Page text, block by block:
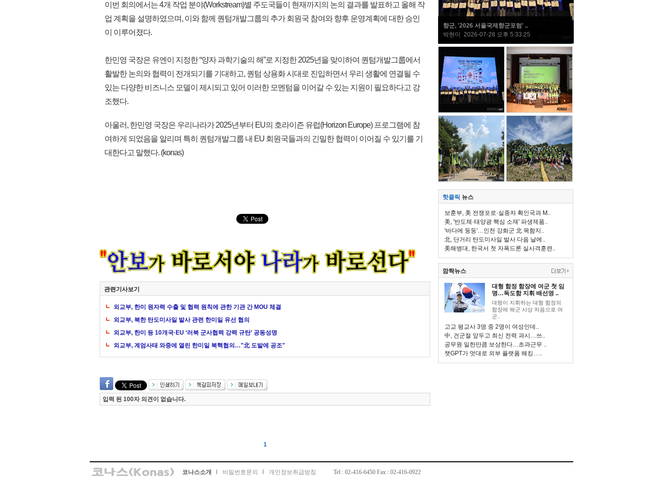
이번 회의에서는 4개 작업 분야(Workstream)별 주도국들이 현재까지의 논의 결과를 발표하고 올해 작
업 계획을 설명하였으며, 이와 함께 퀀텀개발그룹의 추가 회원국 참여와 향후 운영계획에 대한 승인
이 이루어졌다.
한민영 국장은 유엔이 지정한 “양자 과학기술의 해”로 지정한 2025년을 맞이하여 퀀텀개발그룹에서
활발한 논의와 협력이 전개되기를 기대하고, 퀀텀 상용화 시대로 진입하면서 우리 생활에 연결될 수
있는 다양한 비즈니스 모델이 제시되고 있어 이러한 모멘텀을 이어갈 수 있는 지원이 필요하다고 강
조했다.
아울러, 한민영 국장은 우리나라가 2025년부터 EU의 호라이즌 유럽(Horizon Europe) 프로그램에 참
여하게 되었음을 알리며 특히 퀀텀개발그룹 내 EU 회원국들과의 긴밀한 협력이 이어질 수 있기를 기
대한다고 말했다. (konas)
관련기사보기
외교부, 한미 원자력 수출 및 협력 원칙에 관한 기관 간 MOU 체결
외교부, 북한 탄도미사일 발사 관련 한미일 유선 협의
외교부, 한미 등 10개국·EU ‘러북 군사협력 강력 규탄’ 공동성명
외교부, 계엄사태 와중에 열린 한미일 북핵협의…"北 도발에 공조"
입력 된 100자 의견이 없습니다.
1
향군, '2026 서울국제향군포럼' ..
박현미 2026-07-28 오후 5:33:25
핫클릭 뉴스
보훈부, 美 전쟁포로·실종자 확인국과 M..
美, '반도체·태양광 핵심 소재' 파생제품..
'바다에 둥둥'…인천 강화군 北 목함지..
北, 단거리 탄도미사일 발사 다음 날에..
美해병대, 한국서 첫 자폭드론 실사격훈련..
깜짝뉴스
대형 함정 함장에 여군 첫 임
명…독도함 지휘 배선영 ..
대령이 지휘하는 대형 함정의
함장에 해군 사상 처음으로 여
군..
고교 평교사 3명 중 2명이 여성인데..
中, 건군절 앞두고 최신 전력 과시…쓰..
공무원 일한만큼 보상한다…초과근무 ..
챗GPT가 멋대로 외부 플랫폼 해킹…..
코나스소개 비밀번호문의 개인정보취급방침 Tel : 02-416-6450 Fax : 02-416-0922